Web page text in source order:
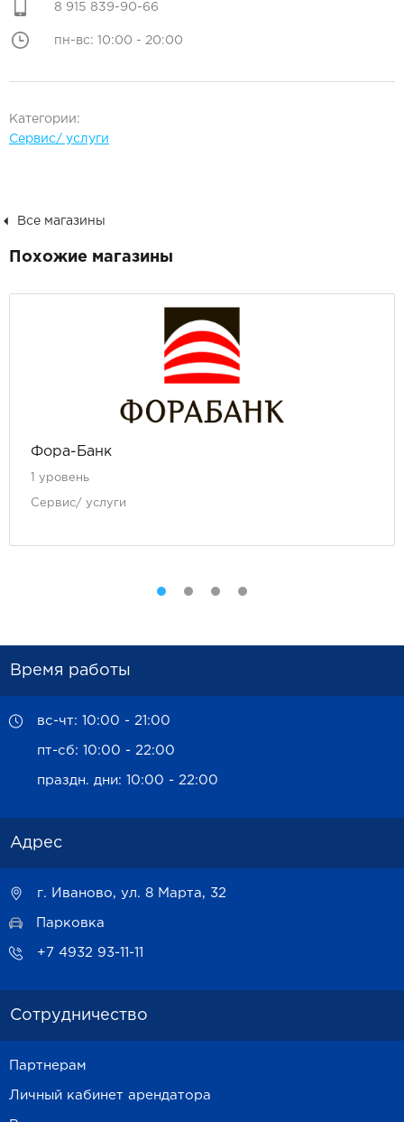
8 915 839-90-66
пн-вс: 10:00 - 20:00
Категории:
Сервис/ услуги
Все магазины
Похожие магазины
Фора-Банк
1 уровень
Сервис/ услуги
Время работы
вс-чт: 10:00 - 21:00
пт-сб: 10:00 - 22:00
праздн. дни: 10:00 - 22:00
Адрес
г. Иваново, ул. 8 Марта, 32
Парковка
+7 4932 93-11-11
Сотрудничество
Партнерам
Личный кабинет арендатора